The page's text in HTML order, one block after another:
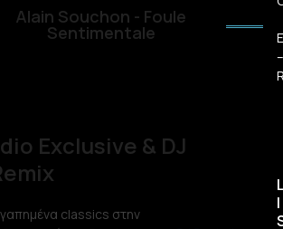
Alain Souchon - Foule
Sentimentale
Exclusive & DJ
classics στην
–
I